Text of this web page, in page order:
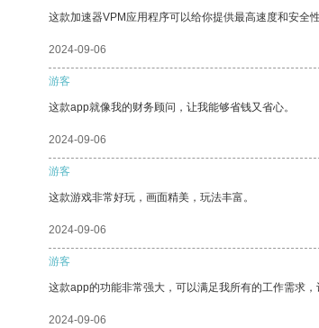
这款加速器VPM应用程序可以给你提供最高速度和安全
2024-09-06
游客
这款app就像我的财务顾问，让我能够省钱又省心。
2024-09-06
游客
这款游戏非常好玩，画面精美，玩法丰富。
2024-09-06
游客
这款app的功能非常强大，可以满足我所有的工作需求，
2024-09-06